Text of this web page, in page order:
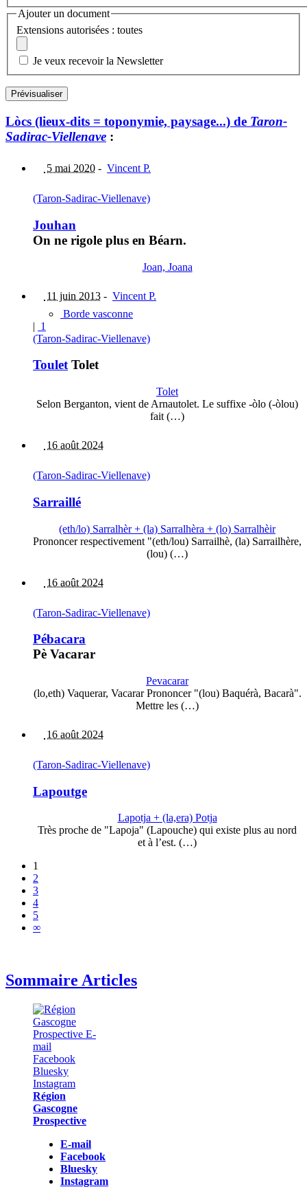
Ajouter un document
Extensions autorisées : toutes
Je veux recevoir la Newsletter
Lòcs (lieux-dits = toponymie, paysage...) de Taron-
Sadirac-Viellenave :
5 mai 2020 - Vincent P.
(Taron-Sadirac-Viellenave)
Jouhan
On ne rigole plus en Béarn.
Joan, Joana
11 juin 2013 - Vincent P.
Borde vasconne
| 1
(Taron-Sadirac-Viellenave)
TouletTolet
Tolet
Selon Berganton, vient de Arnautolet. Le suffixe -òlo (-òlou)
fait (…)
16 août 2024
(Taron-Sadirac-Viellenave)
Sarraillé
(eth/lo) Sarralhèr + (la) Sarralhèra + (lo) Sarralhèir
Prononcer respectivement "(eth/lou) Sarrailhè, (la) Sarrailhère,
(lou) (…)
16 août 2024
(Taron-Sadirac-Viellenave)
Pébacara
Pè Vacarar
Pevacarar
(lo,eth) Vaquerar, Vacarar Prononcer "(lou) Baquérà, Bacarà".
Mettre les (…)
16 août 2024
(Taron-Sadirac-Viellenave)
Lapoutge
Lapotja + (la,era) Potja
Très proche de "Lapoja" (Lapouche) qui existe plus au nord
et à l’est. (…)
1
2
3
4
5
∞
Sommaire Articles
Région
Gascogne
Prospective
E-mail
Facebook
Bluesky
Instagram